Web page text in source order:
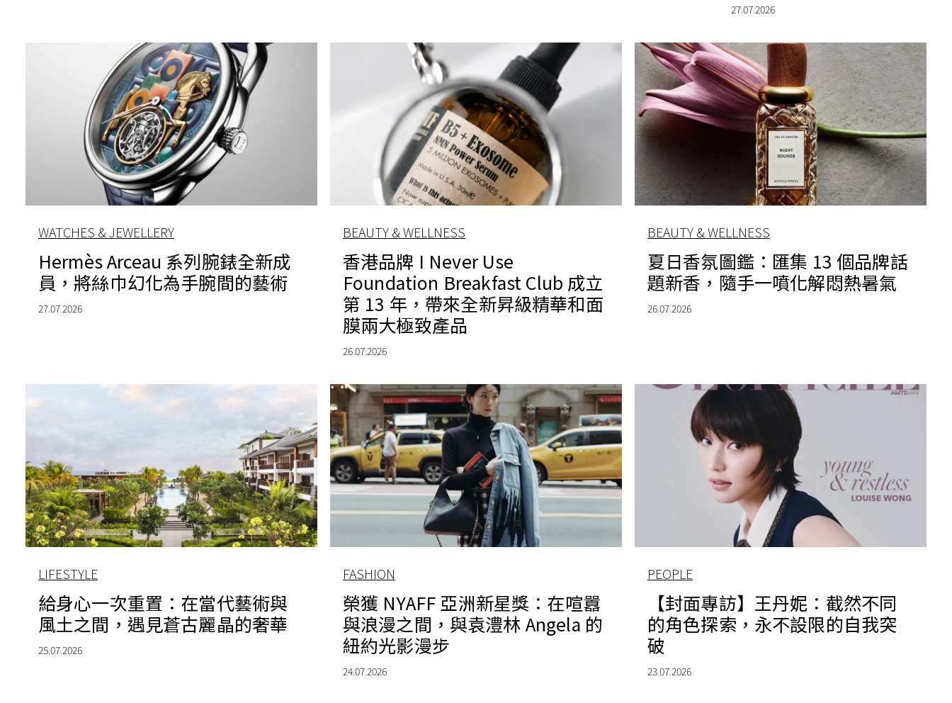
27.07.2026
WATCHES & JEWELLERY
Hermès Arceau 系列腕錶全新成
員，將絲巾幻化為手腕間的藝術
27.07.2026
BEAUTY & WELLNESS
香港品牌 I Never Use
Foundation Breakfast Club 成立
第 13 年，帶來全新昇級精華和面
膜兩大極致產品
26.07.2026
BEAUTY & WELLNESS
夏日香氛圖鑑：匯集 13 個品牌話
題新香，隨手一噴化解悶熱暑氣
26.07.2026
LIFESTYLE
給身心一次重置：在當代藝術與
風土之間，遇見蒼古麗晶的奢華
25.07.2026
FASHION
榮獲 NYAFF 亞洲新星獎：在喧囂
與浪漫之間，與袁澧林 Angela 的
紐約光影漫步
24.07.2026
PEOPLE
【封面專訪】王丹妮：截然不同
的角色探索，永不設限的自我突
破
23.07.2026